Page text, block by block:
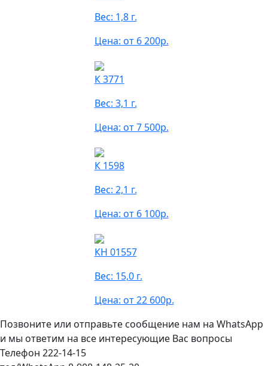
Вес: 1,8 г.
Цена: от 6 200р.
К 3771
Вес: 3,1 г.
Цена: от 7 500р.
К 1598
Вес: 2,1 г.
Цена: от 6 100р.
КН 01557
Вес: 15,0 г.
Цена: от 22 600р.
Позвоните или отправьте сообщение нам на WhatsApp
и мы ответим на все интересующие Вас вопросы
Телефон 222-14-15